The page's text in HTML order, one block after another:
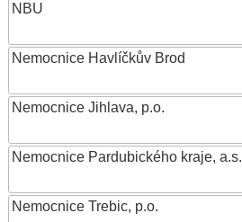
NBU
Nemocnice Havlíčkův Brod
Nemocnice Jihlava, p.o.
Nemocnice Pardubického kraje, a.s.
Nemocnice Trebic, p.o.